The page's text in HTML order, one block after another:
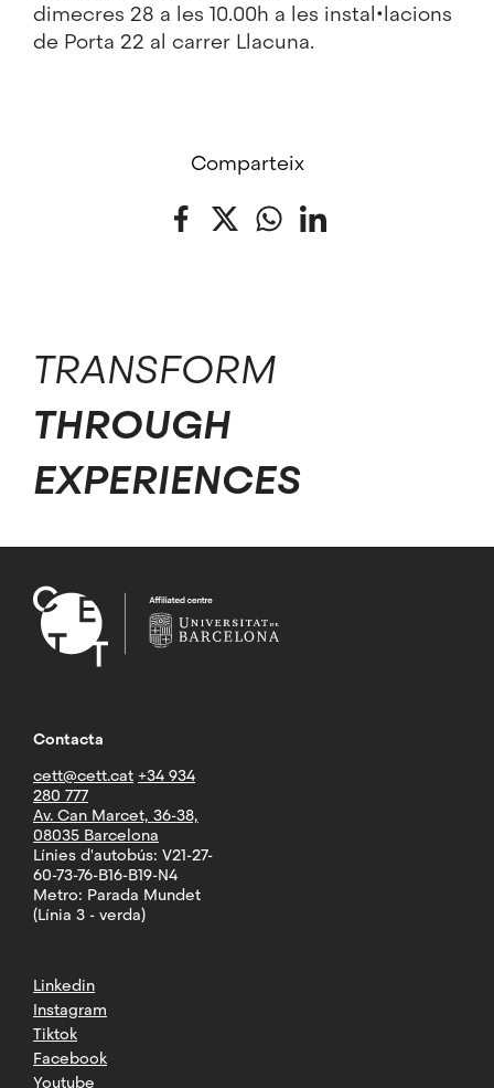
dimecres 28 a les 10.00h a les instal•lacions
de Porta 22 al carrer Llacuna.
Comparteix
Facebook
Twitter WhatsApp
TRANSFORM
THROUGH
EXPERIENCES
Contacta
cett@cett.cat +34 934
280 777
Av. Can Marcet, 36-38,
08035 Barcelona
Línies d'autobús: V21-27-
60-73-76-B16-B19-N4
Metro: Parada Mundet
(Línia 3 - verda)
Linkedin
Instagram
Tiktok
Facebook
Youtube